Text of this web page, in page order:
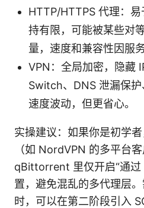
HTTP/HTTPS 代理：
持有限，可能被某些对
量，速度和兼容性因服
VPN：全局加密，隐藏
Switch、DNS 泄漏保
速度波动，但更省心。
实操建议：如果你是初学
（如 NordVPN 的多平台
qBittorrent 里仅开启“通过
置，避免混乱的多代理层
时，可以在第二阶段引入